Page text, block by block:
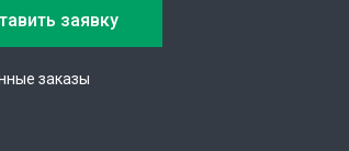
заявку
заказы